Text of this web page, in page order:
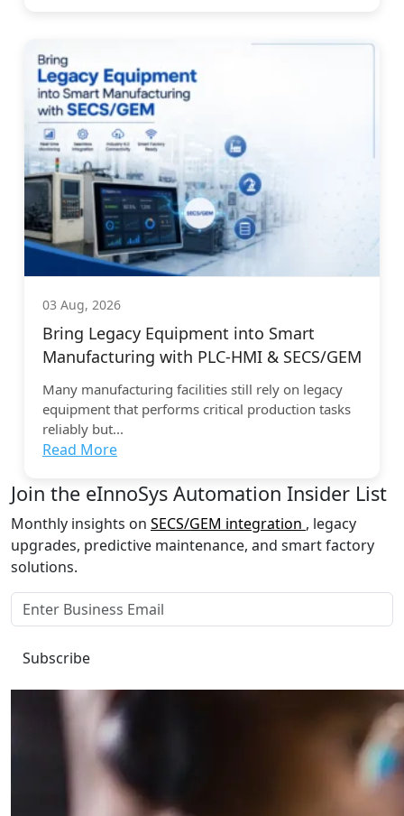
03 Aug, 2026
Bring Legacy Equipment into Smart
Manufacturing with PLC-HMI & SECS/GEM
Many manufacturing facilities still rely on legacy
equipment that performs critical production tasks
reliably but...
Read More
Join the eInnoSys Automation Insider List
Monthly insights on SECS/GEM integration , legacy
upgrades, predictive maintenance, and smart factory
solutions.